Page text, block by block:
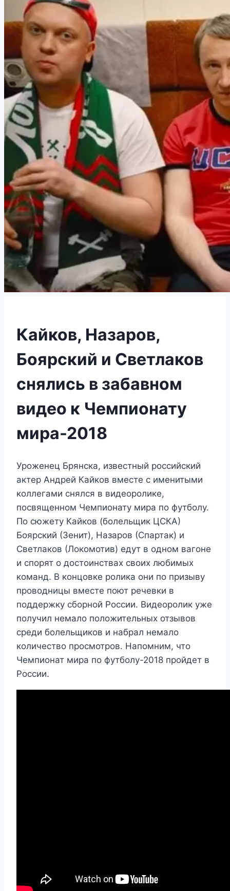
Кайков, Назаров,
Боярский и Светлаков
снялись в забавном
видео к Чемпионату
мира-2018
Уроженец Брянска, известный российский
актер Андрей Кайков вместе с именитыми
коллегами снялся в видеоролике,
посвященном Чемпионату мира по футболу.
По сюжету Кайков (болельщик ЦСКА)
Боярский (Зенит), Назаров (Спартак) и
Светлаков (Локомотив) едут в одном вагоне
и спорят о достоинствах своих любимых
команд. В концовке ролика они по призыву
проводницы вместе поют речевки в
поддержку сборной России. Видеоролик уже
получил немало положительных отзывов
среди болельщиков и набрал немало
количество просмотров. Напомним, что
Чемпионат мира по футболу-2018 пройдет в
России.